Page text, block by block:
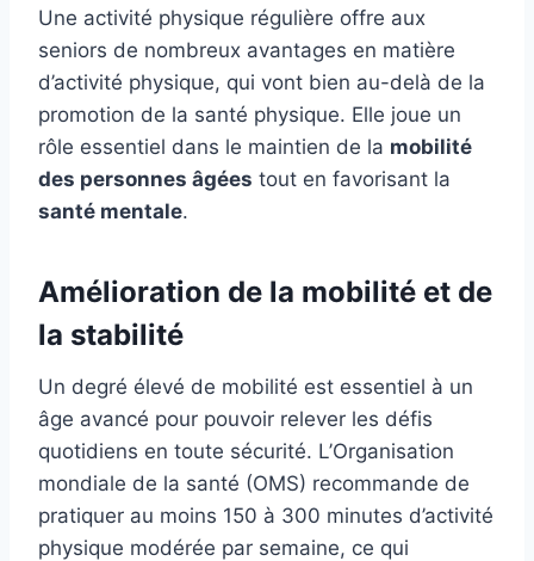
Une activité physique régulière offre aux
seniors de nombreux avantages en matière
d’activité physique, qui vont bien au-delà de la
promotion de la santé physique. Elle joue un
rôle essentiel dans le maintien de la mobilité
des personnes âgées tout en favorisant la
santé mentale.
Amélioration de la mobilité et de
la stabilité
Un degré élevé de mobilité est essentiel à un
âge avancé pour pouvoir relever les défis
quotidiens en toute sécurité. L’Organisation
mondiale de la santé (OMS) recommande de
pratiquer au moins 150 à 300 minutes d’activité
physique modérée par semaine, ce qui